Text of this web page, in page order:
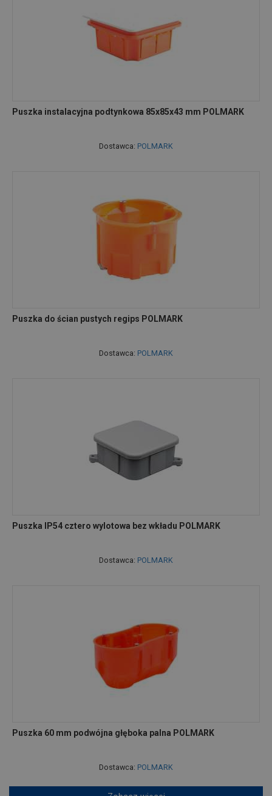
Puszka instalacyjna podtynkowa 85x85x43 mm POLMARK
Dostawca: POLMARK
Puszka do ścian pustych regips POLMARK
Dostawca: POLMARK
Puszka IP54 cztero wylotowa bez wkładu POLMARK
Dostawca: POLMARK
Puszka 60 mm podwójna głęboka palna POLMARK
Dostawca: POLMARK